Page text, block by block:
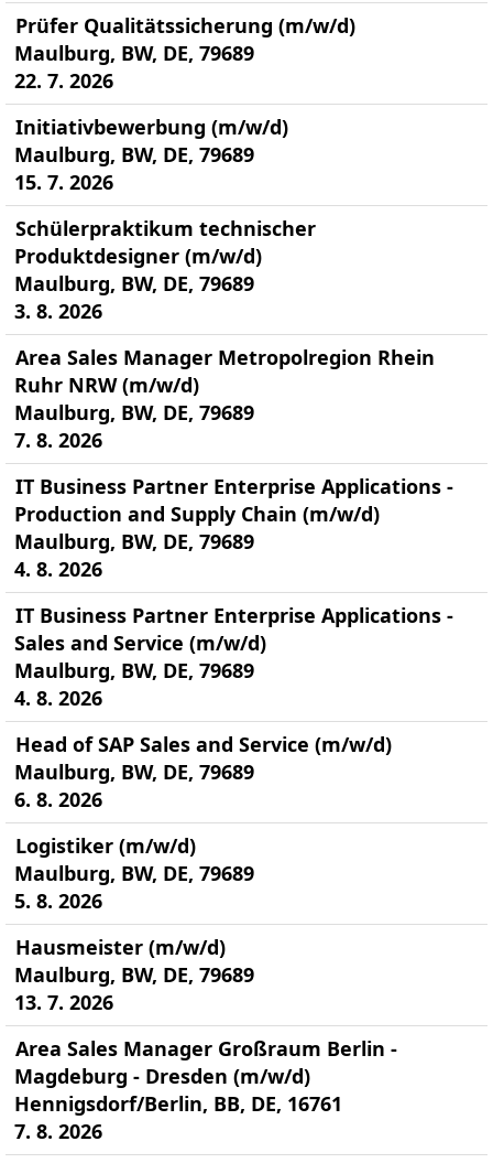
Prüfer Qualitätssicherung (m/w/d)
Maulburg, BW, DE, 79689
22. 7. 2026
Initiativbewerbung (m/w/d)
Maulburg, BW, DE, 79689
15. 7. 2026
Schülerpraktikum technischer
Produktdesigner (m/w/d)
Maulburg, BW, DE, 79689
3. 8. 2026
Area Sales Manager Metropolregion Rhein
Ruhr NRW (m/w/d)
Maulburg, BW, DE, 79689
7. 8. 2026
IT Business Partner Enterprise Applications -
Production and Supply Chain (m/w/d)
Maulburg, BW, DE, 79689
4. 8. 2026
IT Business Partner Enterprise Applications -
Sales and Service (m/w/d)
Maulburg, BW, DE, 79689
4. 8. 2026
Head of SAP Sales and Service (m/w/d)
Maulburg, BW, DE, 79689
6. 8. 2026
Logistiker (m/w/d)
Maulburg, BW, DE, 79689
5. 8. 2026
Hausmeister (m/w/d)
Maulburg, BW, DE, 79689
13. 7. 2026
Area Sales Manager Großraum Berlin -
Magdeburg - Dresden (m/w/d)
Hennigsdorf/Berlin, BB, DE, 16761
7. 8. 2026